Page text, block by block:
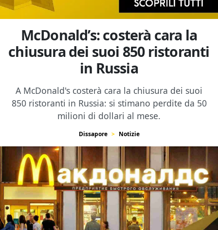
McDonald’s: costerà cara la
chiusura dei suoi 850 ristoranti
in Russia
A McDonald's costerà cara la chiusura dei suoi
850 ristoranti in Russia: si stimano perdite da 50
milioni di dollari al mese.
Dissapore Notizie